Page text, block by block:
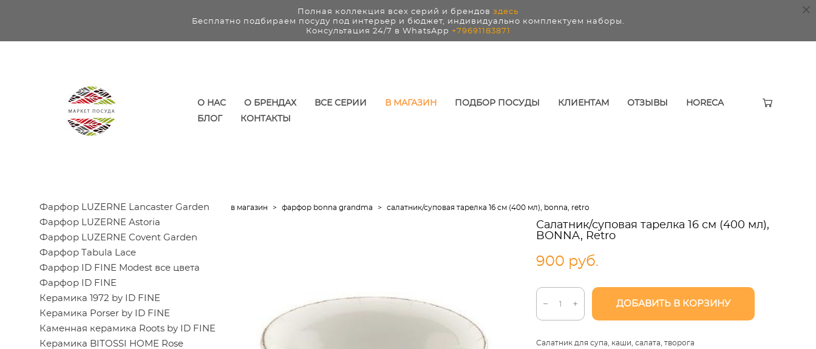
Полная коллекция всех серий и брендов здесь
Бесплатно подбираем посуду под интерьер и бюджет, индивидуально комплектуем наборы.
Консультация 24/7 в WhatsApp +79691183871
О НАС О БРЕНДАХ ВСЕ СЕРИИ В МАГАЗИН ПОДБОР ПОСУДЫ КЛИЕНТАМ ОТЗЫВЫ
HORECA
БЛОГ
КОНТАКТЫ
Фарфор LUZERNE Lancaster Garden
Фарфор LUZERNE Astoria
Фарфор LUZERNE Covent Garden
Фарфор Tabula Lace
Фарфор ID FINE Modest все цвета
Фарфор ID FINE
Керамика 1972 by ID FINE
Керамика Porser by ID FINE
Каменная керамика Roots by ID FINE
Керамика BITOSSI HOME Rose
в магазин > фарфор bonna grandma > салатник/суповая тарелка 16 см (400 мл), bonna, retro
Салатник/суповая тарелка 16 см (400 мл),
BONNA, Retro
900 pуб.
ДОБАВИТЬ В КОРЗИНУ
Салатник для супа, каши, салата, творога